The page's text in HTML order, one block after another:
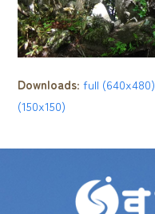
Downloads:full (640x480)
(150x150)